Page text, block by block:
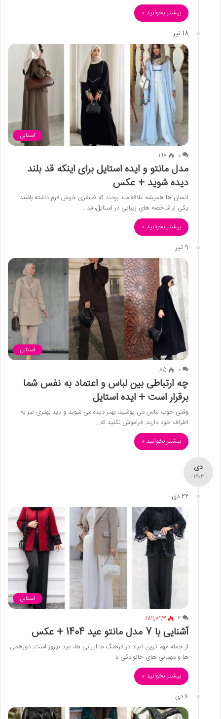
بیشتر بخوانید »
18 تیر
استایل
0
198
مدل مانتو و ایده استایل برای اینکه قد بلند
دیده شوید + عکس
انسان ها همیشه علاقه مند بودند که ظاهری خوش فرم داشته باشند.
یکی از شاخصه های زیبایی در استایل، قد…
بیشتر بخوانید »
9 تیر
استایل
0
85
چه ارتباطی بین لباس و اعتماد به نفس شما
برقرار است + ایده استایل
وقتی خوب لباس می ‌پوشید، بهتر دیده می ‌شوید و دید بهتری نیز به
اطراف خود دارید. فراموش نکنید که…
بیشتر بخوانید »
دی
- 1403 -
22 دی
استایل
2
189,893
آشنایی با 7 مدل مانتو عید 1404 + عکس
از جمله مهم ترین اعیاد در فرهنگ ما ایرانی ها، عید نوروز است. دورهمی
ها و مهمانی های خانوادگی با…
بیشتر بخوانید »
6 دی